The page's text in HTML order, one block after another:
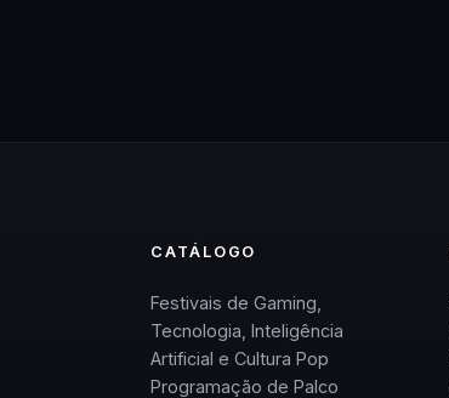
CATÁLOGO
Festivais de Gaming,
Tecnologia, Inteligência
Artificial e Cultura Pop
Programação de Palco